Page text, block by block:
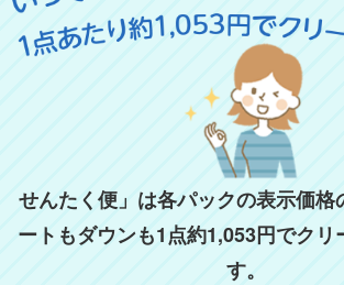
せんたく便」は各パックの表示価格
ートもダウンも1点約1,053円でクリ
す。